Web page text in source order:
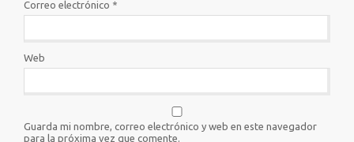
Correo electrónico *
Web
Guarda mi nombre, correo electrónico y web en este navegador
para la próxima vez que comente.